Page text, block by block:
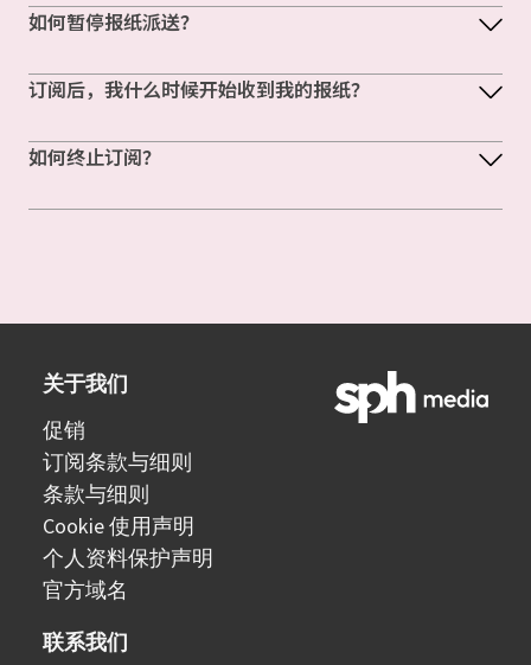
如何暂停报纸派送？
订阅后，我什么时候开始收到我的报纸？
如何终止订阅？
关于我们
促销
订阅条款与细则
条款与细则
Cookie 使用声明
个人资料保护声明
官方域名
联系我们